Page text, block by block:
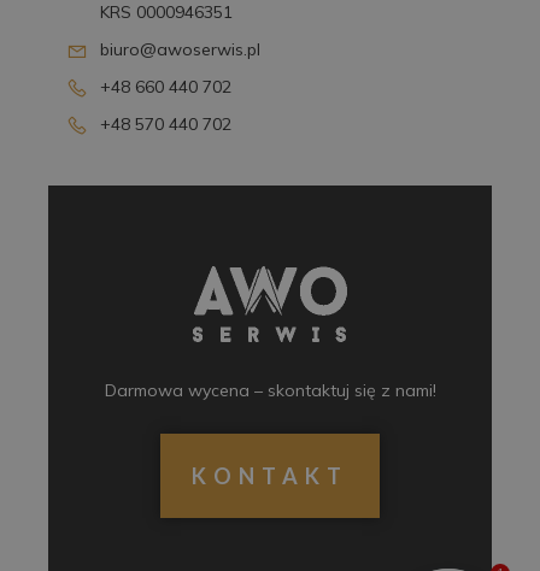
KRS 0000946351
biuro@awoserwis.pl
+48 660 440 702
+48 570 440 702
Darmowa wycena – skontaktuj się z nami!
KONTAKT